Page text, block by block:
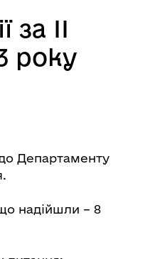
за ІІ
року
до Департаменту
надійшли – 8